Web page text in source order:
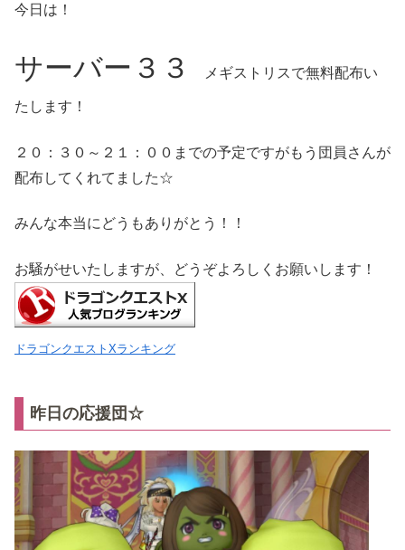
今日は！
サーバー３３ メギストリスで無料配布い
たします！
２０：３０～２１：００までの予定ですがもう団員さんが
配布してくれてました☆
みんな本当にどうもありがとう！！
お騒がせいたしますが、どうぞよろしくお願いします！
ドラゴンクエストXランキング
昨日の応援団☆